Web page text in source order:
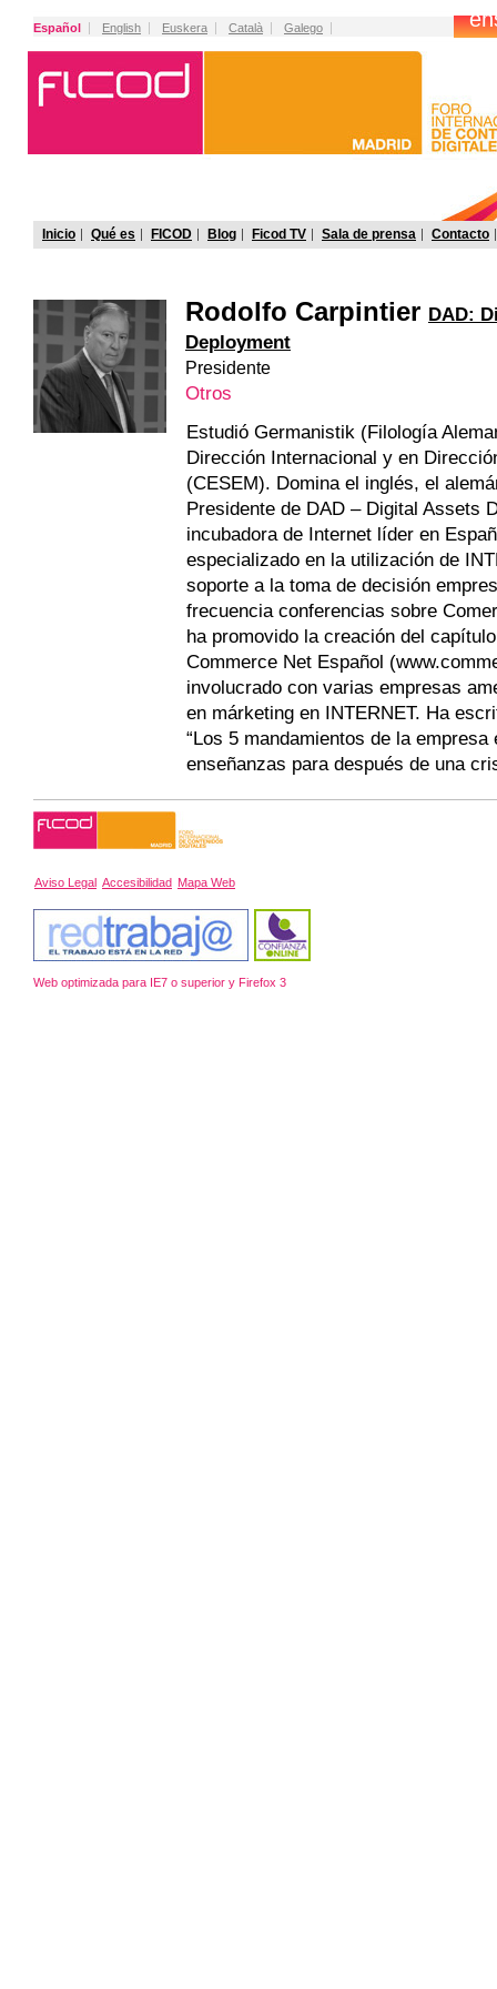
Español English Euskera Català Galego
Rodolfo Carpintier DAD:
Deployment
Presidente
Otros
Estudió Germanistik (Filología
Dirección Internacional y en
(CESEM). Domina el inglés, el
Presidente de DAD – Digital Assets
incubadora de Internet líder en
especializado en la utilización de
soporte a la toma de decisión
frecuencia conferencias sobre
ha promovido la creación del
Commerce Net Español
involucrado con varias empresas
en márketing en INTERNET. Ha
“Los 5 mandamientos de la empresa
enseñanzas para después de una
Inicio Qué es FICOD Blog Ficod TV Sala de prensa Contacto
Aviso Legal Accesibilidad Mapa Web
Web optimizada para IE7 o superior y Firefox 3